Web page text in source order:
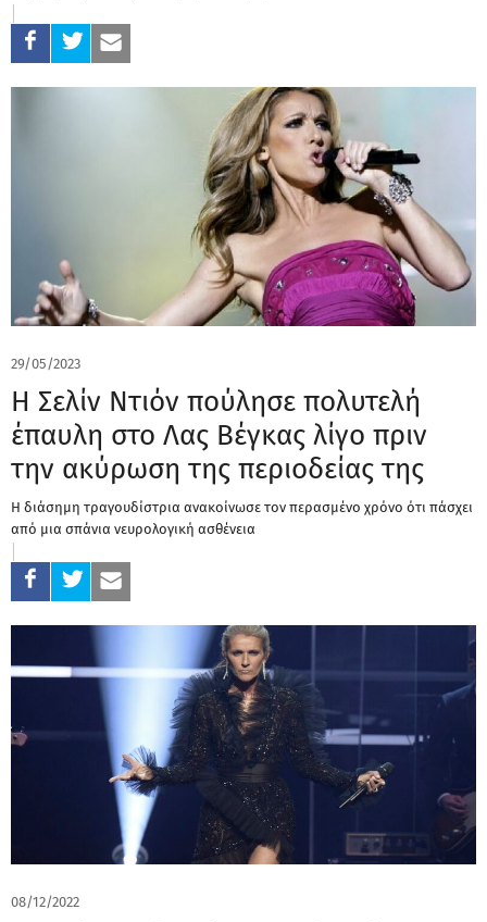
29/05/2023
Η Σελίν Ντιόν πούλησε πολυτελή
έπαυλη στο Λας Βέγκας λίγο πριν
την ακύρωση της περιοδείας της
Η διάσημη τραγουδίστρια ανακοίνωσε τον περασμένο χρόνο ότι πάσχει
από μια σπάνια νευρολογική ασθένεια
08/12/2022